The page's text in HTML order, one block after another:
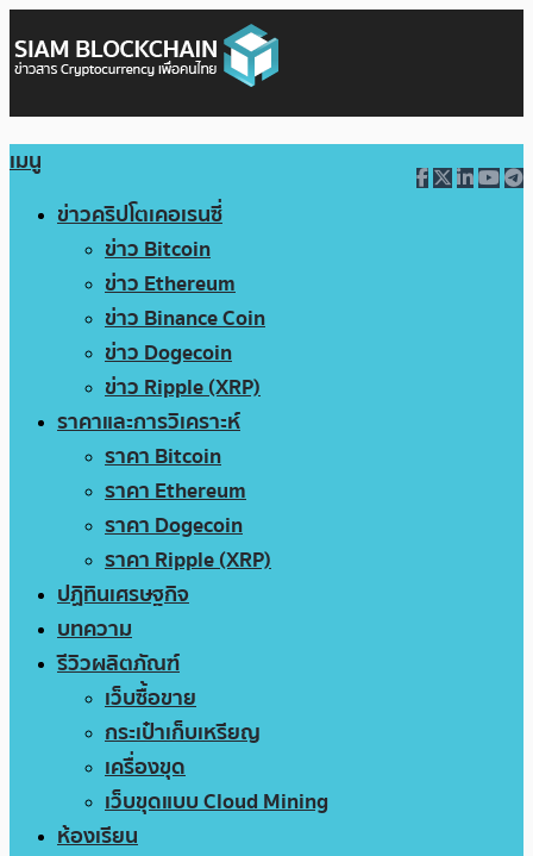
เมนู
ข่าวคริปโตเคอเรนซี่
ข่าว Bitcoin
ข่าว Ethereum
ข่าว Binance Coin
ข่าว Dogecoin
ข่าว Ripple (XRP)
ราคาและการวิเคราะห์
ราคา Bitcoin
ราคา Ethereum
ราคา Dogecoin
ราคา Ripple (XRP)
ปฏิทินเศรษฐกิจ
บทความ
รีวิวผลิตภัณฑ์
เว็บซื้อขาย
กระเป๋าเก็บเหรียญ
เครื่องขุด
เว็บขุดแบบ Cloud Mining
ห้องเรียน